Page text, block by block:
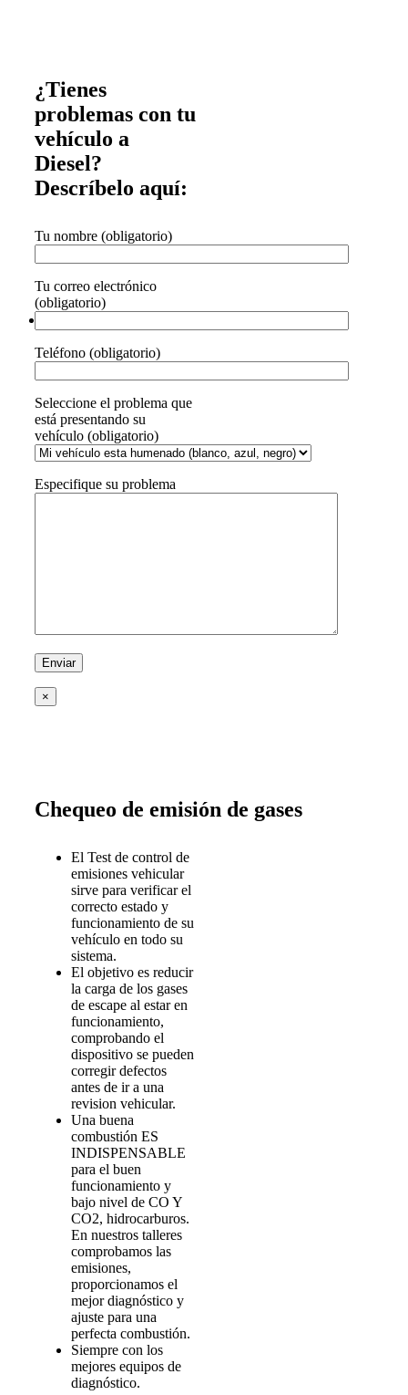
¿Tienes
problemas con tu
vehículo a
Diesel?
Descríbelo aquí:
Tu nombre (obligatorio)
Tu correo electrónico
(obligatorio)
Teléfono (obligatorio)
Seleccione el problema que
está presentando su
vehículo (obligatorio)
Especifique su problema
×
Chequeo de emisión de gases
El Test de control de
emisiones vehicular
sirve para verificar el
correcto estado y
funcionamiento de su
vehículo en todo su
sistema.
El objetivo es reducir
la carga de los gases
de escape al estar en
funcionamiento,
comprobando el
dispositivo se pueden
corregir defectos
antes de ir a una
revision vehicular.
Una buena
combustión ES
INDISPENSABLE
para el buen
funcionamiento y
bajo nivel de CO Y
CO2, hidrocarburos.
En nuestros talleres
comprobamos las
emisiones,
proporcionamos el
mejor diagnóstico y
ajuste para una
perfecta combustión.
Siempre con los
mejores equipos de
diagnóstico.